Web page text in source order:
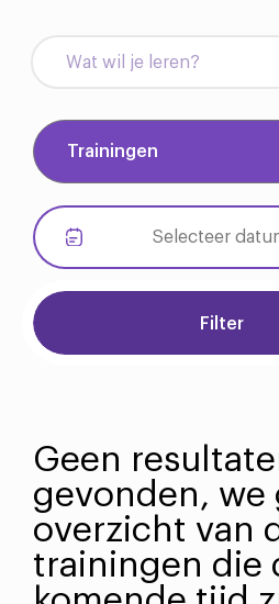
Filter
Geen
gevonden, we
overzicht van
trainingen die